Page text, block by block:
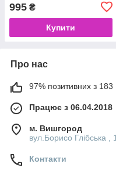
995 ₴
Купити
Про нас
97% позитивних з 183
Працює з 06.04.2018
м. Вишгород
вул.Борисо Глібська
Контакти